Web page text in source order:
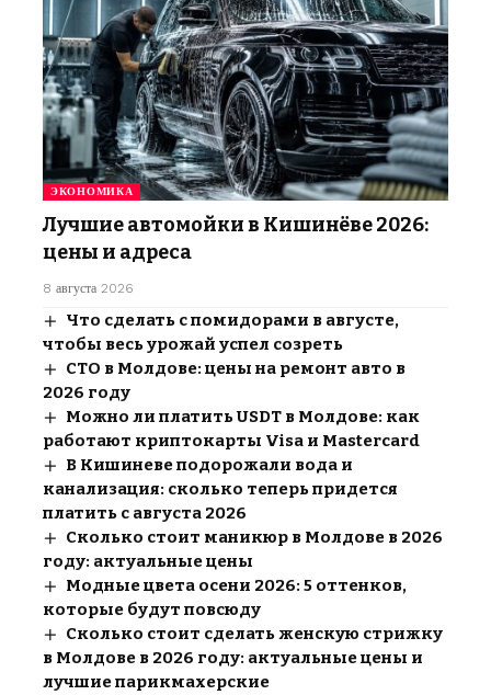
ЭКОНОМИКА
Лучшие автомойки в Кишинёве 2026:
цены и адреса
8 августа 2026
Что сделать с помидорами в августе,
чтобы весь урожай успел созреть
СТО в Молдове: цены на ремонт авто в
2026 году
Можно ли платить USDT в Молдове: как
работают криптокарты Visa и Mastercard
В Кишиневе подорожали вода и
канализация: сколько теперь придется
платить с августа 2026
Сколько стоит маникюр в Молдове в 2026
году: актуальные цены
Модные цвета осени 2026: 5 оттенков,
которые будут повсюду
Сколько стоит сделать женскую стрижку
в Молдове в 2026 году: актуальные цены и
лучшие парикмахерские